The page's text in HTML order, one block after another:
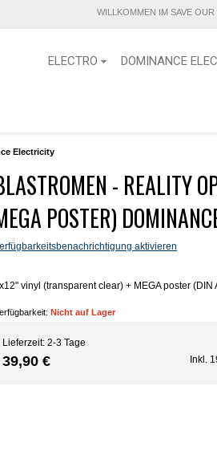
WILLKOMMEN IM SAVE
ELECTRO DOMINANCE
Electricity
- REALITY
POSTER)
aktivieren
vinyl (transparent clear) + MEGA poster (DIN
Nicht auf Lager
Lieferzeit: 2-3 Tage
39,90 € Inkl.